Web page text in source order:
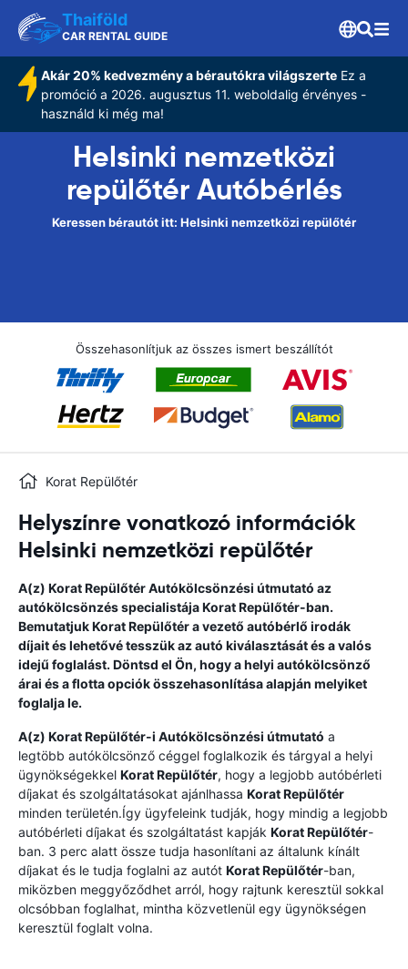
Thaiföld
CAR RENTAL GUIDE
Akár 20% kedvezmény a bérautókra világszerteEz a
promóció a 2026. augusztus 11. weboldalig érvényes -
használd ki még ma!
Helsinki nemzetközi
repülőtér Autóbérlés
Keressen bérautót itt: Helsinki nemzetközi repülőtér
Összehasonlítjuk az összes ismert beszállítót
Korat Repülőtér
Helyszínre vonatkozó információk
Helsinki nemzetközi repülőtér
A(z) Korat RepülőtérAutókölcsönzési útmutató az
autókölcsönzés specialistájaKorat Repülőtér-ban.
BemutatjukKorat Repülőtéra vezető autóbérlő irodák
díjait és lehetővé tesszük az autó kiválasztását és a valós
idejű foglalást. Döntsd el Ön, hogy a helyi autókölcsönző
árai és a flotta opciók összehasonlítása alapján melyiket
foglalja le.
A(z) Korat Repülőtér-i Autókölcsönzési útmutató a
legtöbb autókölcsönző céggel foglalkozik és tárgyal a helyi
ügynökségekkel Korat Repülőtér, hogy a legjobb autóbérleti
díjakat és szolgáltatásokat ajánlhassa Korat Repülőtér
minden területén.Így ügyfeleink tudják, hogy mindig a legjobb
autóbérleti díjakat és szolgáltatást kapják Korat Repülőtér-
ban. 3 perc alatt össze tudja hasonlítani az általunk kínált
díjakat és le tudja foglalni az autót Korat Repülőtér-ban,
miközben meggyőződhet arról, hogy rajtunk keresztül sokkal
olcsóbban foglalhat, mintha közvetlenül egy ügynökségen
keresztül foglalt volna.